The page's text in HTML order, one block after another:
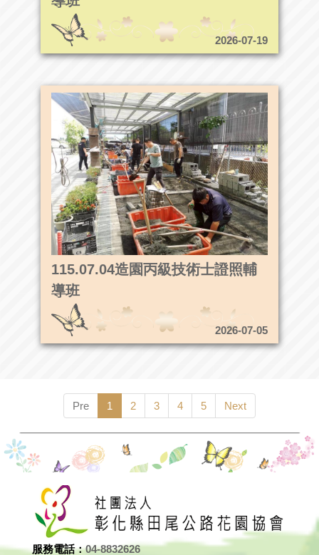
2026-07-19
115.07.04造園丙級技術士證照輔
導班
2026-07-05
Pre 1 2 3 4 5 Next
服務電話：04-8832626